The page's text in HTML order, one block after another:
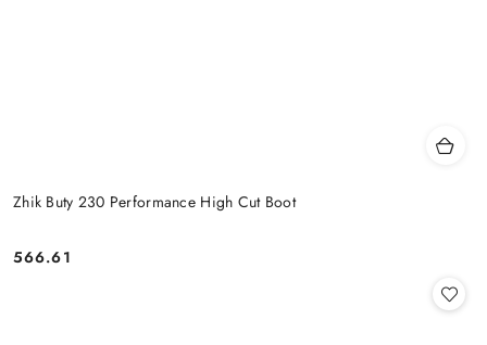
Zhik Buty 230 Performance High Cut Boot
Cena:
566.61